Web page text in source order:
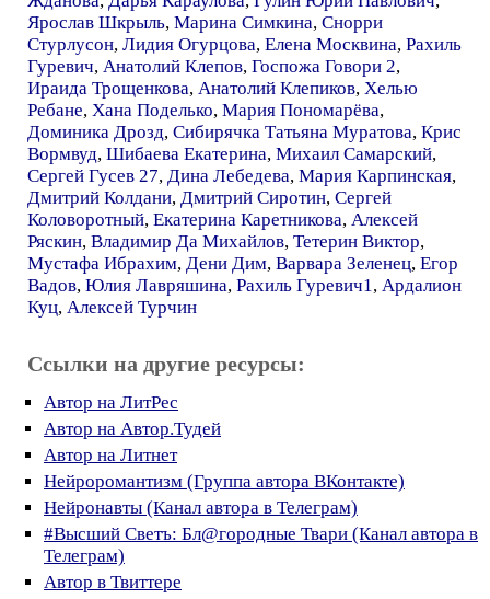
Ярослав Шкрыль, Марина Симкина, Снорри
Стурлусон, Лидия Огурцова, Елена Москвина, Рахиль
Гуревич, Анатолий Клепов, Госпожа Говори 2,
Ираида Трощенкова, Анатолий Клепиков, Хелью
Ребане, Хана Поделько, Мария Пономарёва,
Доминика Дрозд, Сибирячка Татьяна Муратова, Крис
Вормвуд, Шибаева Екатерина, Михаил Самарский,
Сергей Гусев 27, Дина Лебедева, Мария Карпинская,
Дмитрий Колдани, Дмитрий Сиротин, Сергей
Коловоротный, Екатерина Каретникова, Алексей
Ряскин, Владимир Да Михайлов, Тетерин Виктор,
Мустафа Ибрахим, Дени Дим, Варвара Зеленец, Егор
Вадов, Юлия Лавряшина, Рахиль Гуревич1, Ардалион
Куц, Алексей Турчин
Ссылки на другие ресурсы:
Автор на ЛитРес
Автор на Автор.Тудей
Автор на Литнет
Нейроромантизм (Группа автора ВКонтакте)
Нейронавты (Канал автора в Телеграм)
#Высший Светъ: Бл@городные Твари (Канал автора в
Телеграм)
Автор в Твиттере